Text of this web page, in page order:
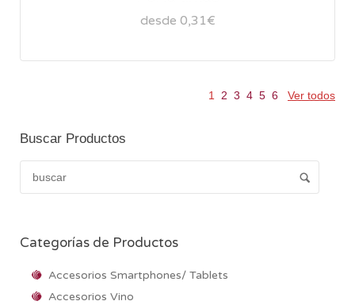
desde 0,31€
1 2 3 4 5 6 Ver todos
Buscar Productos
Categorías de Productos
Accesorios Smartphones/ Tablets
Accesorios Vino